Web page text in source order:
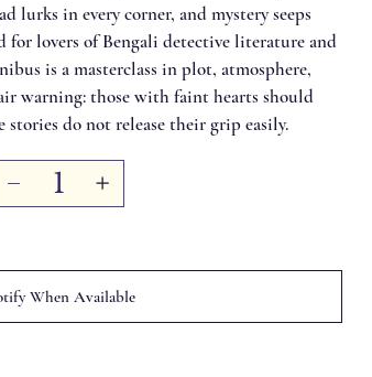
lurks in every corner, and mystery seeps
for lovers of Bengali detective literature and
is a masterclass in plot, atmosphere,
warning: those with faint hearts should
do not release their grip easily.
When Available